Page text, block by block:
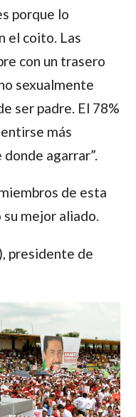
porque lo
el coito. Las
con un trasero
sexualmente
ser padre. El 78%
más
agarrar”.
de esta
su mejor aliado.
), presidente de